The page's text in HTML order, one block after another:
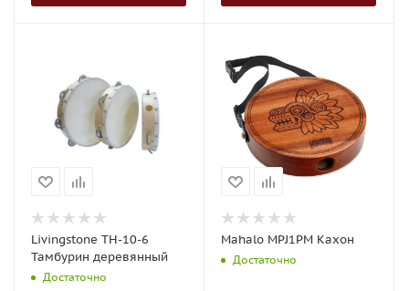
Livingstone TH-10-6
Тамбурин деревянный
Достаточно
Mahalo MPJ1PM Кахон
Достаточно